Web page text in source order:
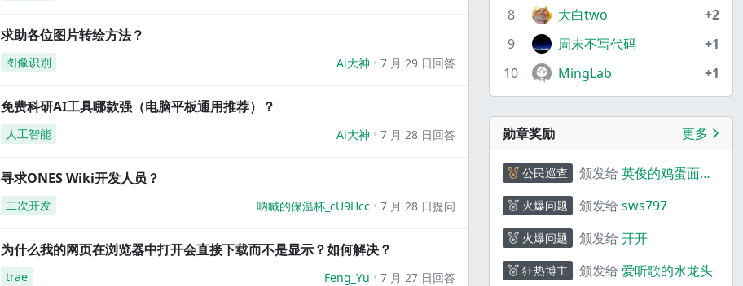
求助各位图片转绘方法？
图像识别 Ai大神 7 月 29 日回答
免费科研AI工具哪款强（电脑平板通用推荐）？
人工智能 Ai大神 7 月 28 日回答
寻求ONES Wiki开发人员？
二次开发 呐喊的保温杯_cU9Hcc 7 月 28 日提问
为什么我的网页在浏览器中打开会直接下载而不是显示？如何解决？
trae Feng_Yu 7 月 27 日回答
8
大白two
+2
9
周末不写代码
+1
10
MingLab +1
勋章奖励 更多
公民巡查 颁发给 英俊的鸡蛋面
火爆问题 颁发给 sws797
火爆问题 颁发给 开开
狂热博主 颁发给 爱听歌的水龙头